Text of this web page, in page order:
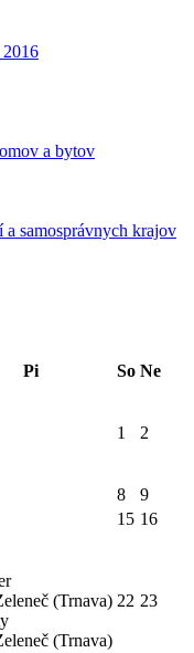
a bytov
samosprávnych krajov
Pi So Ne
1 2
8
9
15 16
(Trnava)
(Trnava)
22 23